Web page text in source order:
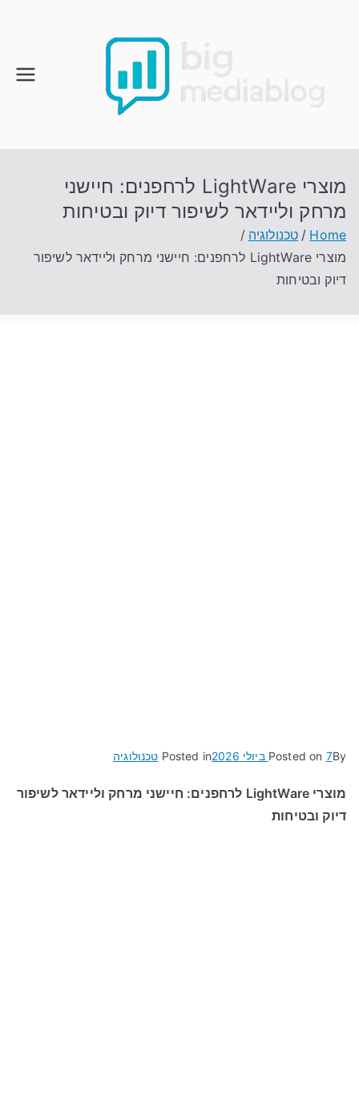
מוצרי LightWare לרחפנים: חיישני
מרחק וליידאר לשיפור דיוק ובטיחות
Home
טכנולוגיה
מוצרי LightWare לרחפנים: חיישני מרחק וליידאר לשיפור
דיוק ובטיחות
By
Posted on 7 ביולי 2026 Posted in טכנולוגיה
מוצרי LightWare לרחפנים: חיישני מרחק וליידאר לשיפור
דיוק ובטיחות